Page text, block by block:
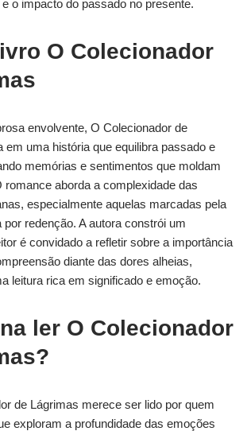
o impacto do passado no presente.
O Colecionador
envolvente, O Colecionador de
em uma história que equilibra passado e
memórias e sentimentos que moldam
romance aborda a complexidade das
especialmente aquelas marcadas pela
por redenção. A autora constrói um
é convidado a refletir sobre a importância
diante das dores alheias,
leitura rica em significado e emoção.
ler O Colecionador
de Lágrimas merece ser lido por quem
exploram a profundidade das emoções